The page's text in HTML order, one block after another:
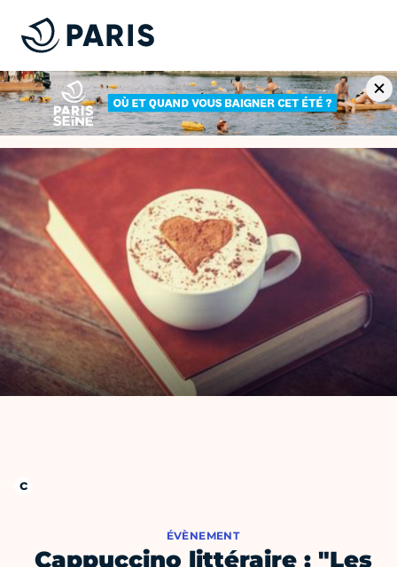
ÉVÈNEMENT
Cappuccino littéraire : "Les